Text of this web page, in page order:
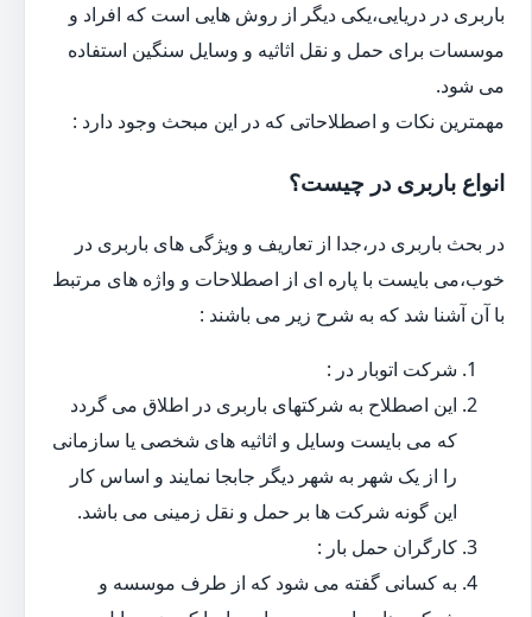
باربری در دریایی،یکی دیگر از روش هایی است که افراد و
موسسات برای حمل و نقل اثاثیه و وسایل سنگین استفاده
می شود.
مهمترین نکات و اصطلاحاتی که در این مبحث وجود دارد :
انواع باربری در چیست؟
در بحث باربری در،جدا از تعاریف و ویژگی های باربری در
خوب،می بایست با پاره ای از اصطلاحات و واژه های مرتبط
با آن آشنا شد که به شرح زیر می باشند :
شرکت اتوبار در :
این اصطلاح به شرکتهای باربری در اطلاق می گردد
که می بایست وسایل و اثاثیه های شخصی یا سازمانی
را از یک شهر به شهر دیگر جابجا نمایند و اساس کار
این گونه شرکت ها بر حمل و نقل زمینی می باشد.
کارگران حمل بار :
به کسانی گفته می شود که از طرف موسسه و